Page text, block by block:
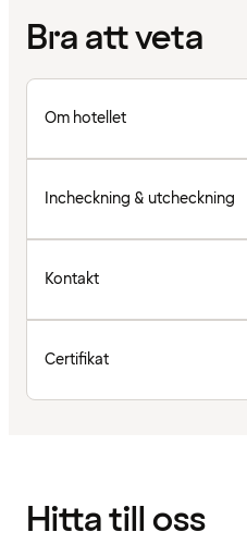
Bra att veta
Om hotellet
Incheckning & utcheckning
Kontakt
Certifikat
Hitta till oss